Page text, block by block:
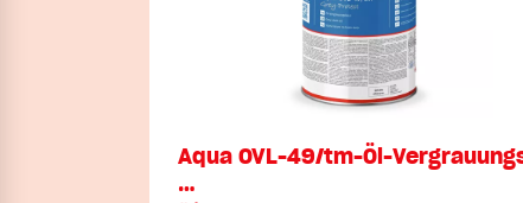
Aqua OVL-49/tm-Öl-
…